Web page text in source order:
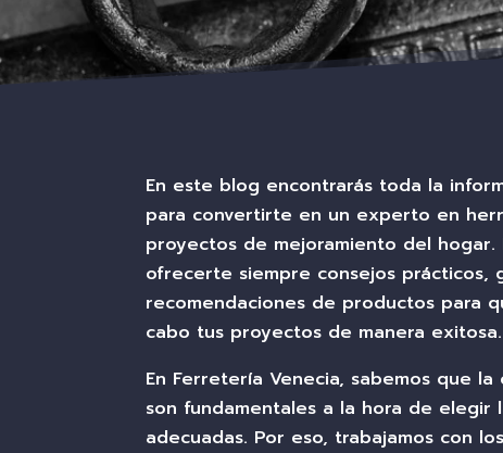
En este blog encontrarás toda la
para convertirte en un experto en
proyectos de mejoramiento del
ofrecerte siempre consejos prácticos,
recomendaciones de productos para
cabo tus proyectos de manera exitosa.
En Ferretería Venecia, sabemos que
son fundamentales a la hora de elegir
adecuadas. Por eso, trabajamos con